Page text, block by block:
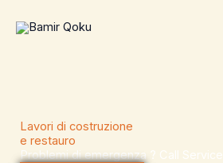
Lavori di costruzione
e restauro
Problemi di emergenza ? Call Service